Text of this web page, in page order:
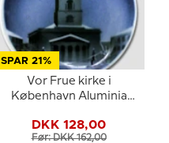
SPAR 21%
Vor Frue kirke i
København Aluminia
DKK 128,00
Før: DKK 162,00